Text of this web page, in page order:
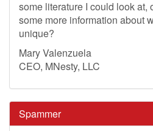
some literature I could look at,
some more information about
unique?
Mary Valenzuela
CEO, MNesty, LLC
Spammer